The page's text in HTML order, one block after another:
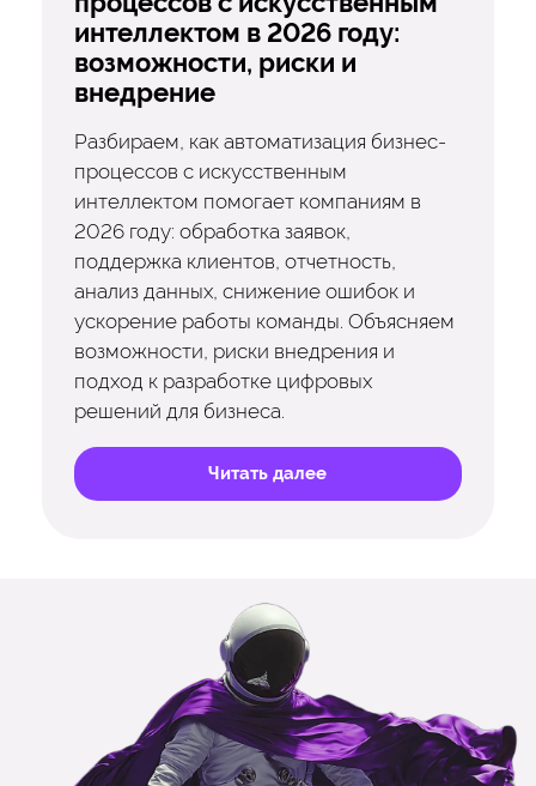
интеллектом в 2026 году:
возможности, риски и
внедрение
Разбираем, как автоматизация бизнес-
процессов с искусственным
интеллектом помогает компаниям в
2026 году: обработка заявок,
поддержка клиентов, отчетность,
анализ данных, снижение ошибок и
ускорение работы команды. Объясняем
возможности, риски внедрения и
подход к разработке цифровых
решений для бизнеса.
Читать далее